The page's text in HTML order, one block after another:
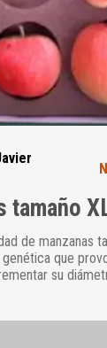
tamaño
de manzanas
que
su